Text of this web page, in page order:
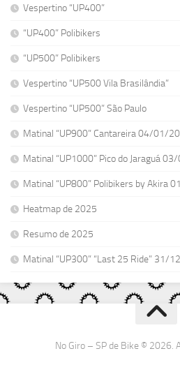
Vespertino “UP400”
“UP400” Polibikers
“UP500” Polibikers
Vespertino “UP500 Vila Brasilândia”
Vespertino “UP500” São Paulo
Matinal “UP900” Cantareira 04/01/
Matinal “UP1000” Pico do Jaraguá
Matinal “UP800” Polibikers by Akira
Heatmap de 2025
Resumo de 2025
Matinal “UP300” “Last 25 Ride” 31/
No Giro – SP de Bike © 2026.